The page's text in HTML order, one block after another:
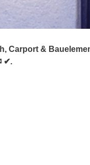
Carport &
✔.